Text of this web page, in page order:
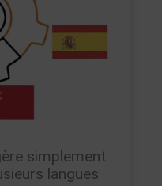
simplement
langues